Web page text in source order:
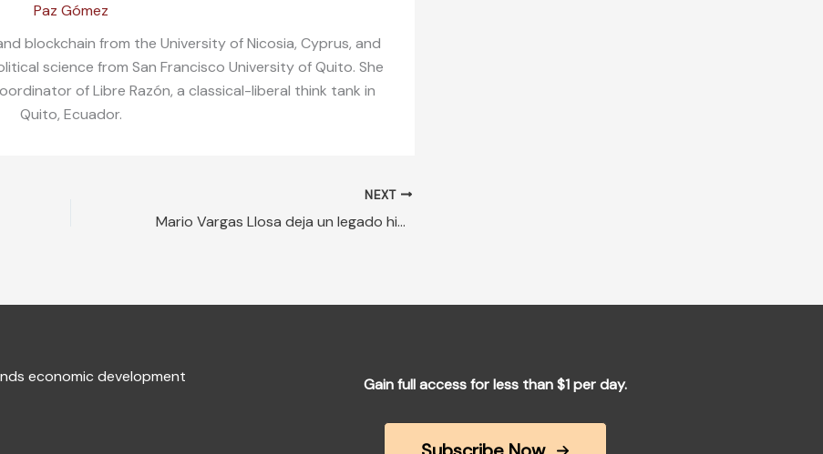
Paz Gómez
blockchain from the University of Nicosia, Cyprus, and
science from San Francisco University of Quito. She
of Libre Razón, a classical-liberal think tank in
Quito, Ecuador.
NEXT
Mario Vargas Llosa deja un legado histórico en la literatura y la libertad
economic development
Gain full access for less than $1 per day.